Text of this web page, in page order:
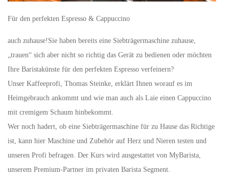
Für den perfekten Espresso & Cappuccino
auch zuhause!Sie haben bereits eine Siebträgermaschine zuhause,
„trauen“ sich aber nicht so richtig das Gerät zu bedienen oder möchten
Ihre Baristakünste für den perfekten Espresso verfeinern?
Unser Kaffeeprofi, Thomas Steinke, erklärt Ihnen worauf es im
Heimgebrauch ankommt und wie man auch als Laie einen Cappuccino
mit cremigem Schaum hinbekommt.
Wer noch hadert, ob eine Siebträgermaschine für zu Hause das Richtige
ist, kann hier Maschine und Zubehör auf Herz und Nieren testen und
unseren Profi befragen. Der Kurs wird ausgestattet von MyBarista,
unserem Premium-Partner im privaten Barista Segment.